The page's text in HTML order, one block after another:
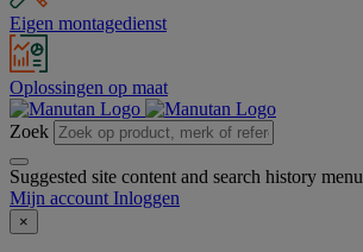
Eigen montagedienst
Oplossingen op maat
Zoek
Suggested site content and search history menu
Mijn account Inloggen
×